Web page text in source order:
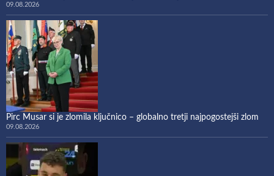
09.08.2026
Pirc Musar si je zlomila ključnico – globalno tretji najpogostejši zlom
09.08.2026